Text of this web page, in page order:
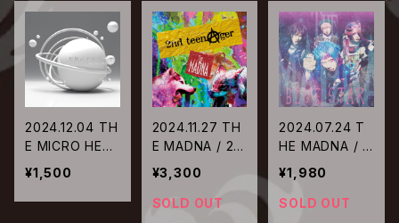
2024.12.04 TH
E MICRO HEA
D 4N'S / 星屑
のアルペジオ
¥1,500
2024.11.27 TH
E MADNA / 2n
d teenAger
¥3,300
SOLD OUT
2024.07.24 T
HE MADNA / B
LUE STAR【Ty
pe-A】
¥1,980
SOLD OUT